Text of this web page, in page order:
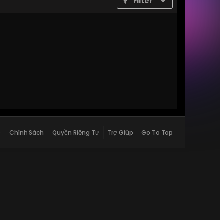
Chính Sách Quyền Riêng Tư Trợ Giúp Go To Top